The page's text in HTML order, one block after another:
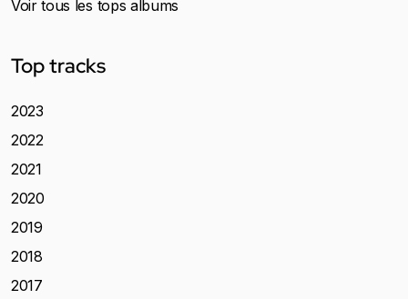
Voir tous les tops albums
Top tracks
2023
2022
2021
2020
2019
2018
2017